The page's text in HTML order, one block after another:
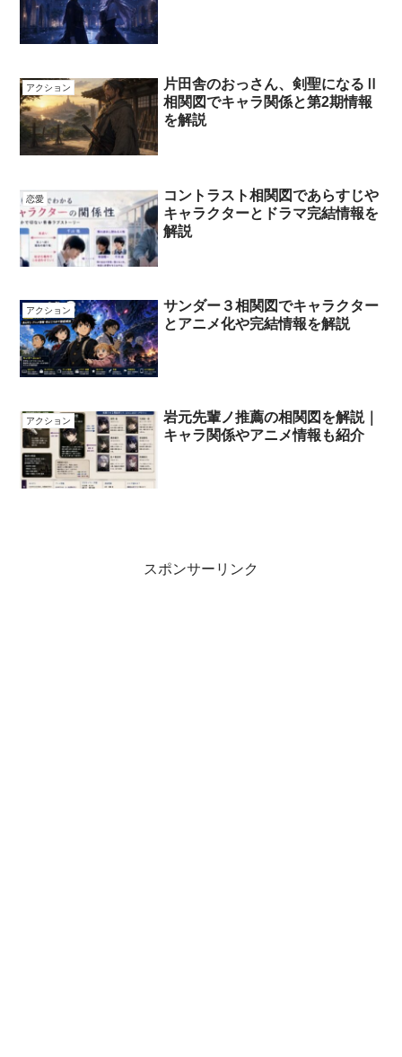
アクション
片田舎のおっさん、剣聖になるⅡ
相関図でキャラ関係と第2期情報
を解説
恋愛
コントラスト相関図であらすじや
キャラクターとドラマ完結情報を
解説
アクション
サンダー３相関図でキャラクター
とアニメ化や完結情報を解説
アクション
岩元先輩ノ推薦の相関図を解説｜
キャラ関係やアニメ情報も紹介
スポンサーリンク